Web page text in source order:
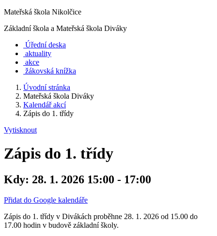
Mateřská škola Nikolčice
Základní škola a Mateřská škola Diváky
Úřední deska
aktuality
akce
žákovská knížka
Úvodní stránka
Mateřská škola Diváky
Kalendář akcí
Zápis do 1. třídy
Vytisknout
Zápis do 1. třídy
Kdy: 28. 1. 2026 15:00 - 17:00
Přidat do Google kalendáře
Zápis do 1. třídy v Divákách proběhne 28. 1. 2026 od 15.00 do
17.00 hodin v budově základní školy.